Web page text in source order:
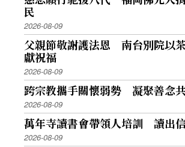
民
2026-08-09
父親節敬謝護法恩 南台別院以
獻祝福
2026-08-09
跨宗教攜手關懷弱勢 凝聚善念
2026-08-09
萬年寺讀書會帶領人培訓 讀出
2026-08-09